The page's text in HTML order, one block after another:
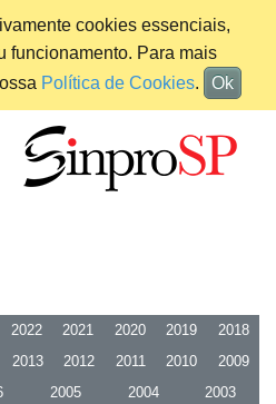
cookies essenciais,
funcionamento. Para mais
Política de Cookies. Ok
2022 2021 2020 2019
2018
2013 2012 2011 2010
2009
2005 2004 2003